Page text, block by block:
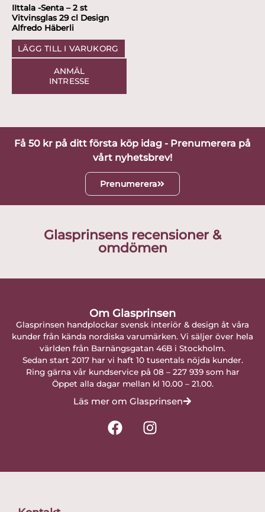
IIttala -Senta – 2 st
Vitvinsglas 29 cl Design
Alfredo Häberli
LÄGG TILL I VARUKORG
ANMÄL
INTRESSE
Få 50 kr på ditt första köp idag - Prenumerera på
vårt nyhetsbrev!
Prenumerera
Glasprinsens recensioner &
omdömen
Om Glasprinsen
Glasprinsen handplockar svensk interiör & design åt våra
kunder från kända nordiska varumärken. Vi säljer över hela
världen från Barnängsgatan 46B i Stockholm.
Sedan start 2017 har vi haft 10 tusentals nöjda kunder.
Ring gärna vår kundservice på 08 – 227 939 som har
Öppet alla dagar mellan kl 10.00 – 21.00.
Läs mer om Glasprinsen
F
a
I
n